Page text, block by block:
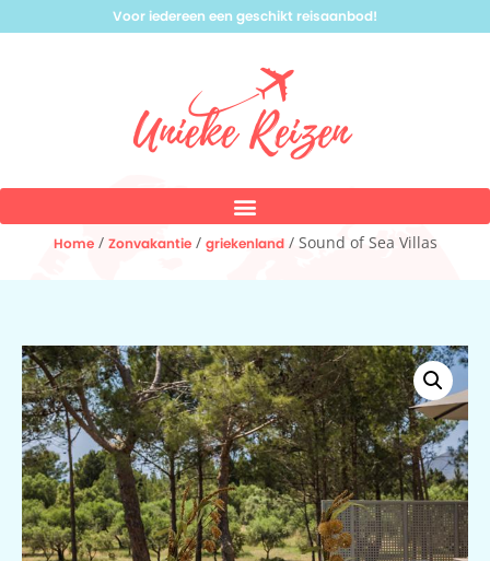
Voor iedereen een geschikt reisaanbod!
Home/ Zonvakantie/ griekenland/ Sound of Sea Villas